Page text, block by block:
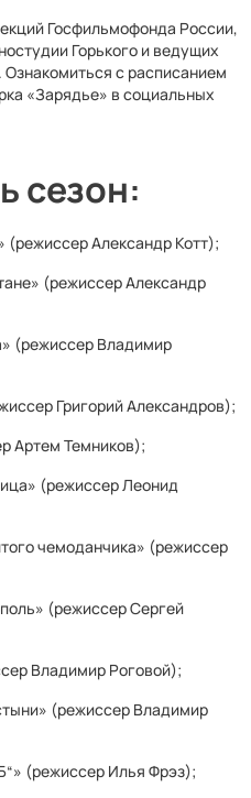
Госфильмофонда России,
Горького и ведущих
с расписанием
«Зарядье» в социальных
сезон:
Александр Котт);
(режиссер Александр
(режиссер Владимир
Григорий Александров);
Артем Темников);
(режиссер Леонид
чемоданчика» (режиссер
(режиссер Сергей
Владимир Роговой);
(режиссер Владимир
(режиссер Илья Фрэз);